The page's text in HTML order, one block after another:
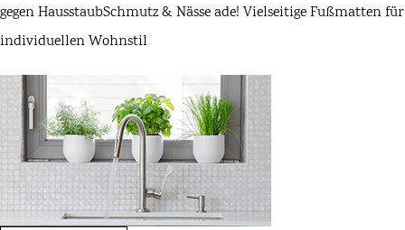
gegen HausstaubSchmutz & Nässe ade! Vielseitige Fußmatten für
individuellen Wohnstil